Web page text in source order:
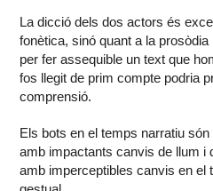
La dicció dels dos actors és
fonètica, sinó quant a la
per fer assequible un text que
fos llegit de prim compte podria
comprensió.
Els bots en el temps narratiu
amb impactants canvis de llum i
amb imperceptibles canvis en el